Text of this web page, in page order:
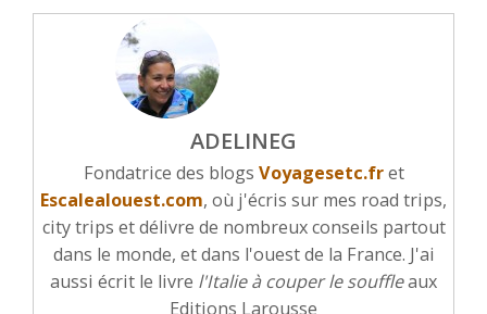
ADELINEG
Fondatrice des blogs Voyagesetc.fret
Escalealouest.com, où j'écris sur mes road trips,
city trips et délivre de nombreux conseils partout
dans le monde, et dans l'ouest de la France. J'ai
aussi écrit le livre l'Italie à couper le souffleaux
Editions Larousse